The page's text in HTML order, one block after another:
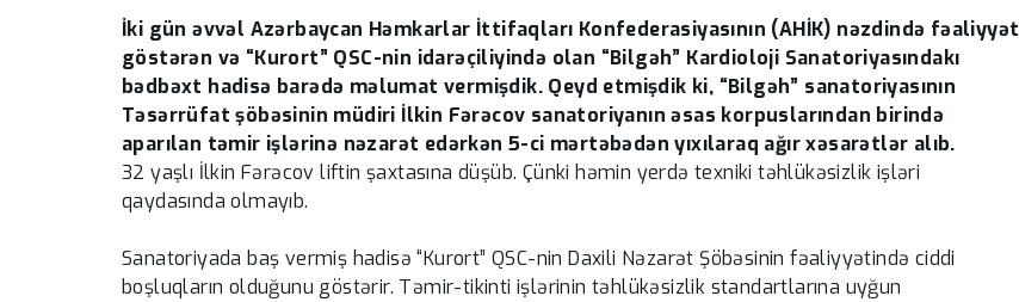
İki gün əvvəl Azərbaycan Həmkarlar İttifaqları Konfederasiyasının (AHİK) nəzdində fəaliyyət
göstərən və “Kurort” QSC-nin idarəçiliyində olan “Bilgəh” Kardioloji Sanatoriyasındakı
bədbəxt hadisə barədə məlumat vermişdik. Qeyd etmişdik ki, “Bilgəh” sanatoriyasının
Təsərrüfat şöbəsinin müdiri İlkin Fərəcov sanatoriyanın əsas korpuslarından birində
aparılan təmir işlərinə nəzarət edərkən 5-ci mərtəbədən yıxılaraq ağır xəsarətlər alıb.
32 yaşlı İlkin Fərəcov liftin şaxtasına düşüb. Çünki həmin yerdə texniki təhlükəsizlik işləri
qaydasında olmayıb.
Sanatoriyada baş vermiş hadisə “Kurort” QSC-nin Daxili Nəzarət Şöbəsinin fəaliyyətində ciddi
boşluqların olduğunu göstərir. Təmir-tikinti işlərinin təhlükəsizlik standartlarına uyğun